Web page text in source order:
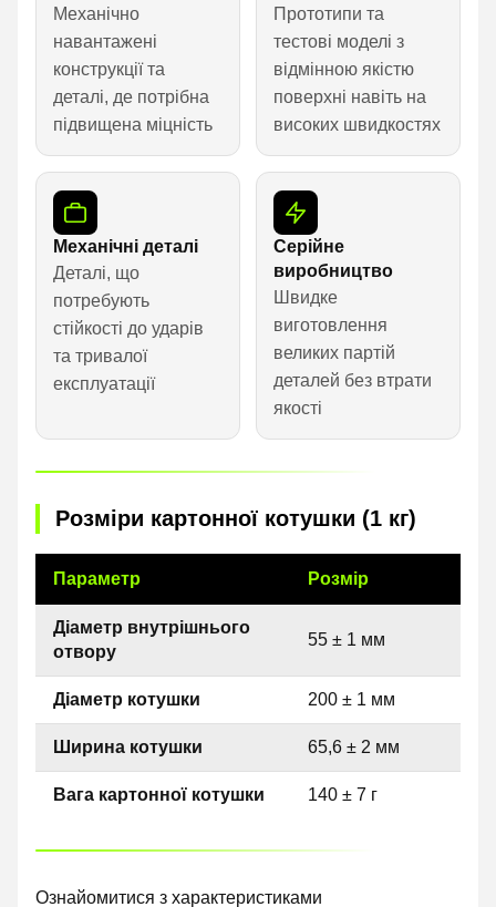
Механічно
навантажені
конструкції та
деталі, де потрібна
підвищена міцність
Прототипи та
тестові моделі з
відмінною якістю
поверхні навіть на
високих швидкостях
Механічні деталі
Деталі, що
потребують
стійкості до ударів
та тривалої
експлуатації
Серійне
виробництво
Швидке
виготовлення
великих партій
деталей без втрати
якості
Розміри картонної котушки (1 кг)
Параметр Розмір
Діаметр внутрішнього
отвору
55 ± 1 мм
Діаметр котушки 200 ± 1 мм
Ширина котушки 65,6 ± 2 мм
Вага картонної котушки 140 ± 7 г
Ознайомитися з характеристиками